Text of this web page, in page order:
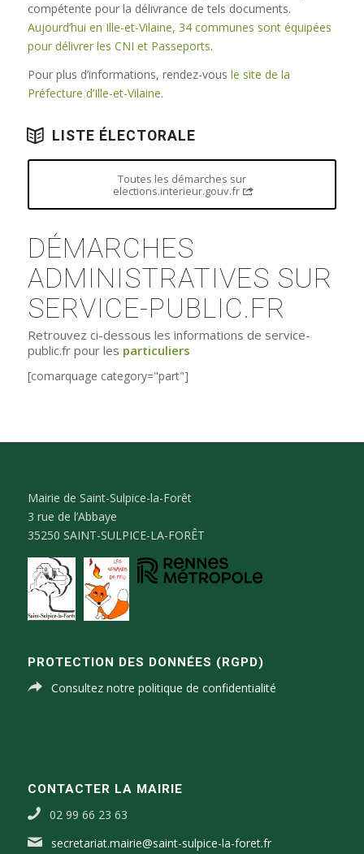
compétente pour la délivrance de tels documents.
Aujourd’hui en Ille-et-Vilaine, 34 communes sont équipées
pour délivrer les CNI et Passeports.
Pour plus d’informations, rendez-vous le site de la
Préfecture d’Ille-et-Vilaine.
LISTE ÉLECTORALE
Toutes les démarches sur
elections.interieur.gouv.fr
DÉMARCHES
ADMINISTRATIVES SUR
SERVICE-PUBLIC.FR
Retrouvez ci-dessous les informations de service-
public.fr pour les particuliers
[comarquage category="part"]
Mairie de Saint-Sulpice-la-Forêt
3 rue de l’Abbaye
35250 SAINT-SULPICE-LA-FORÊT
PROTECTION DES DONNÉES (RGPD)
Consultez notre politique de confidentialité
CONTACTER LA MAIRIE
02 99 66 23 63
secretariat.mairie@saint-sulpice-la-foret.fr